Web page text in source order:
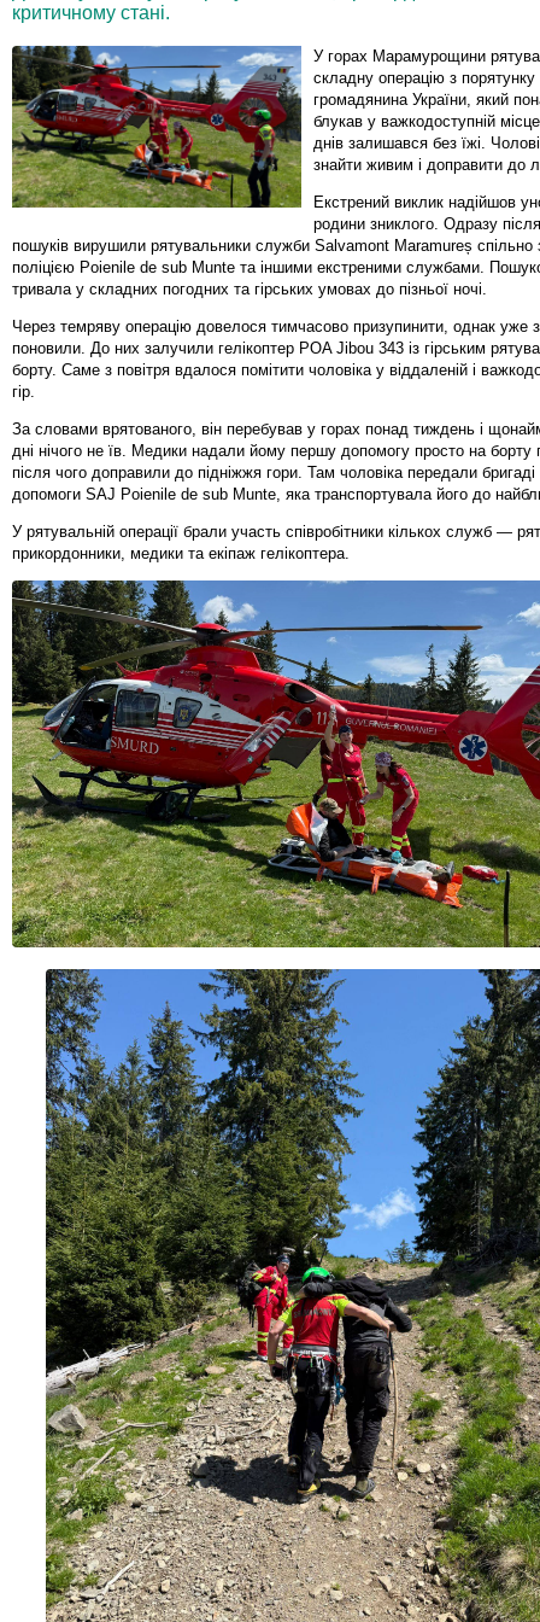
критичному стані.
У горах Марамурощини
складну операцію з порятунку
громадянина України, який
блукав у важкодоступній
днів залишався без їжі.
знайти живим і доправити до
Екстрений виклик надійшов
родини зниклого. Одразу
пошуків вирушили рятувальники служби Salvamont Maramureș спільно
поліцією Poienile de sub Munte та іншими екстреними службами.
тривала у складних погодних та гірських умовах до пізньої ночі.
Через темряву операцію довелося тимчасово призупинити, однак уже
поновили. До них залучили гелікоптер POA Jibou 343 із гірським
борту. Саме з повітря вдалося помітити чоловіка у віддаленій і
гір.
За словами врятованого, він перебував у горах понад тиждень і
дні нічого не їв. Медики надали йому першу допомогу просто на борту
після чого доправили до підніжжя гори. Там чоловіка передали
допомоги SAJ Poienile de sub Munte, яка транспортувала його до
У рятувальній операції брали участь співробітники кількох служб —
прикордонники, медики та екіпаж гелікоптера.